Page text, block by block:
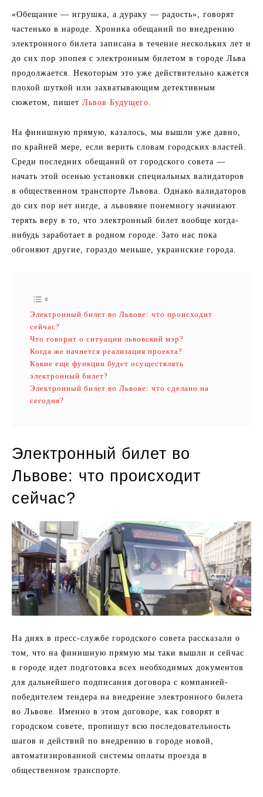
«Обещание — игрушка, а дураку — радость», говорят
частенько в народе. Хроника обещаний по внедрению
электронного билета записана в течение нескольких лет и
до сих пор эпопея с электронным билетом в городе Льва
продолжается. Некоторым это уже действительно кажется
плохой шуткой или захватывающим детективным
сюжетом, пишет Львов Будущего.
На финишную прямую, казалось, мы вышли уже давно,
по крайней мере, если верить словам городских властей.
Среди последних обещаний от городского совета —
начать этой осенью установки специальных валидаторов
в общественном транспорте Львова. Однако валидаторов
до сих пор нет нигде, а львовяне понемногу начинают
терять веру в то, что электронный билет вообще когда-
нибудь заработает в родном городе. Зато нас пока
обгоняют другие, гораздо меньше, украинские города.
Электронный билет во Львове: что происходит
сейчас?
Что говорит о ситуации львовский мэр?
Когда же начнется реализация проекта?
Какие еще функции будет осуществлять
электронный билет?
Электронный билет во Львове: что сделано на
сегодня?
Электронный билет во
Львове: что происходит
сейчас?
На днях в пресс-службе городского совета рассказали о
том, что на финишную прямую мы таки вышли и сейчас
в городе идет подготовка всех необходимых документов
для дальнейшего подписания договора с компанией-
победителем тендера на внедрение электронного билета
во Львове. Именно в этом договоре, как говорят в
городском совете, пропишут всю последовательность
шагов и действий по внедрению в городе новой,
автоматизированной системы оплаты проезда в
общественном транспорте.